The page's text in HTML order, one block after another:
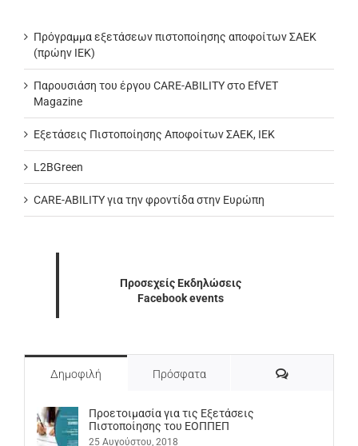
Πρόγραμμα εξετάσεων πιστοποίησης αποφοίτων ΣΑΕΚ
(πρώην ΙΕΚ)
Παρουσιάση του έργου CARE-ABILITY στο EfVET
Magazine
Εξετάσεις Πιστοποίησης Αποφοίτων ΣΑΕΚ, ΙΕΚ
L2BGreen
CARE-ABILITY για την φροντίδα στην Ευρώπη
Προσεχείς Εκδηλώσεις
Facebook events
Δημοφιλή Πρόσφατα Σχόλια
Προετοιμασία για τις Εξετάσεις
Πιστοποίησης του ΕΟΠΠΕΠ
25 Αυγούστου, 2018